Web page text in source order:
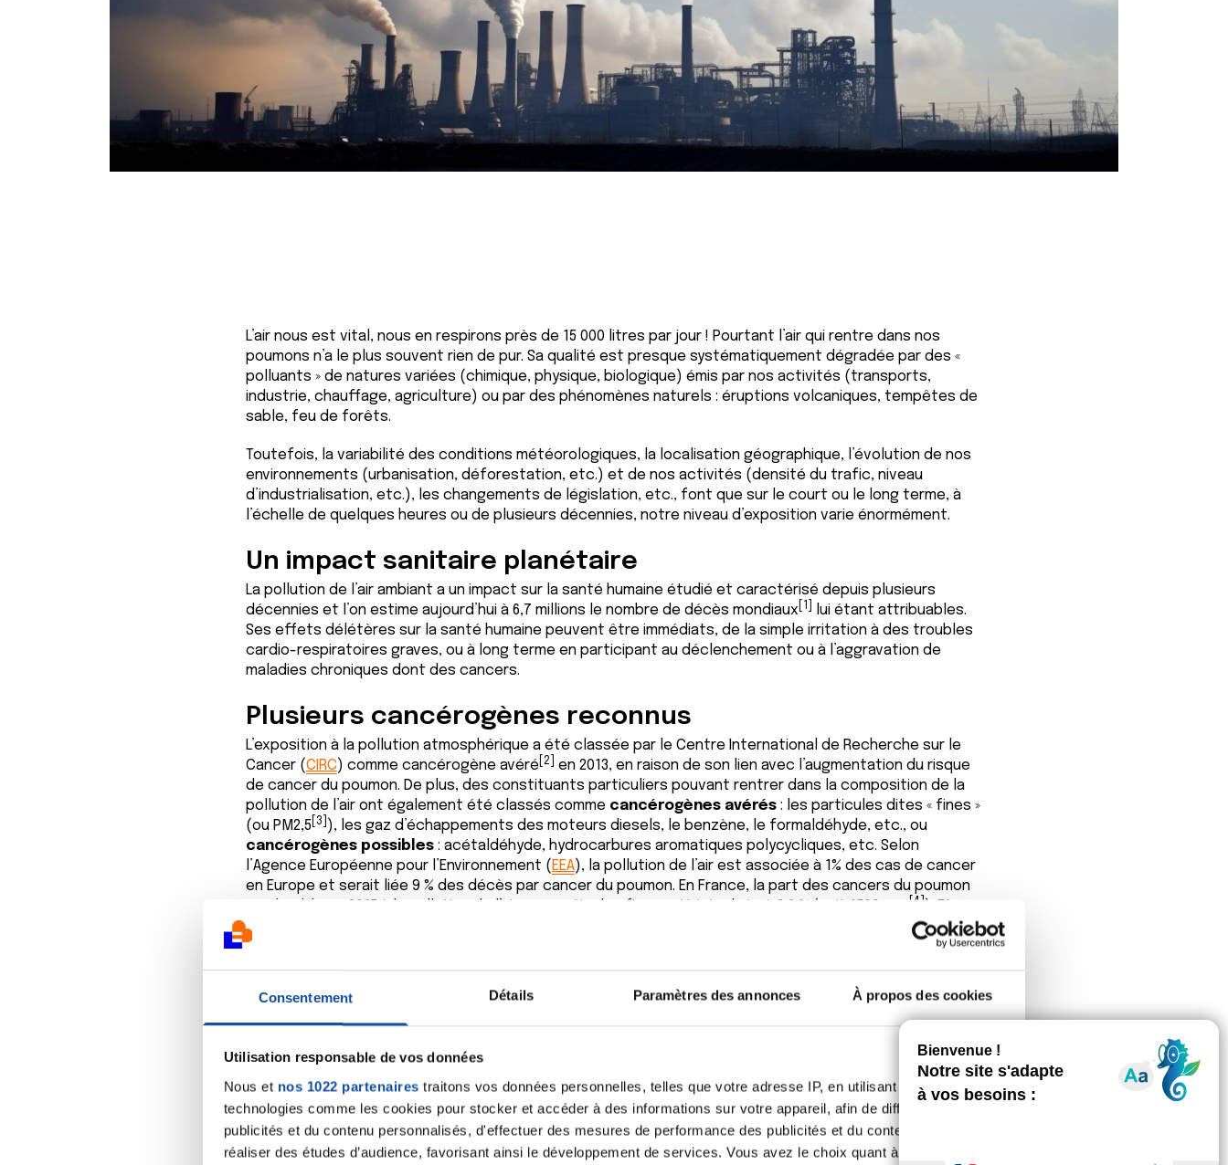
Consentement Détails Paramètres des annonces À propos des cookies
Utilisation responsable de vos données
Nous et nos 1022 partenaires traitons vos données personnelles, telles que votre adresse IP, en utilisant des
technologies comme les cookies pour stocker et accéder à des informations sur votre appareil, afin de diffuser des
publicités et du contenu personnalisés, d'effectuer des mesures de performance des publicités et du contenu, ainsi que de
réaliser des études d’audience, favorisant ainsi le développement de services. Vous avez le choix quant à l'utilisation de
L’air nous est vital, nous en respirons près de 15 000 litres par jour ! Pourtant l’air qui rentre dans nos
poumons n’a le plus souvent rien de pur. Sa qualité est presque systématiquement dégradée par des «
polluants » de natures variées (chimique, physique, biologique) émis par nos activités (transports,
industrie, chauffage, agriculture) ou par des phénomènes naturels : éruptions volcaniques, tempêtes de
sable, feu de forêts.
Toutefois, la variabilité des conditions météorologiques, la localisation géographique, l’évolution de nos
environnements (urbanisation, déforestation, etc.) et de nos activités (densité du trafic, niveau
d’industrialisation, etc.), les changements de législation, etc., font que sur le court ou le long terme, à
l’échelle de quelques heures ou de plusieurs décennies, notre niveau d’exposition varie énormément.
Un impact sanitaire planétaire
La pollution de l’air ambiant a un impact sur la santé humaine étudié et caractérisé depuis plusieurs
décennies et l’on estime aujourd’hui à 6,7 millions le nombre de décès mondiaux
lui étant attribuables.
Ses effets délétères sur la santé humaine peuvent être immédiats, de la simple irritation à des troubles
cardio-respiratoires graves, ou à long terme en participant au déclenchement ou à l’aggravation de
maladies chroniques dont des cancers.
Plusieurs cancérogènes reconnus
L’exposition à la pollution atmosphérique a été classée par le Centre International de Recherche sur le
Cancer (CIRC) comme cancérogène avéré [2]
en 2013, en raison de son lien avec l’augmentation du risque
de cancer du poumon. De plus, des constituants particuliers pouvant rentrer dans la composition de la
pollution de l’air ont également été classés comme cancérogènes avérés: les particules dites « fines »
(ou PM2,5[3]
), les gaz d’échappements des moteurs diesels, le benzène, le formaldéhyde, etc., ou
cancérogènes possibles: acétaldéhyde, hydrocarbures aromatiques polycycliques, etc. Selon
l’Agence Européenne pour l’Environnement ( EEA), la pollution de l’air est associée à 1% des cas de cancer
en Europe et serait liée 9 % des décès par cancer du poumon. En France, la part des cancers du poumon
[4]
selon les études, la pollution de l’air est considérée comme le deuxième ou le troisième facteur de
risque de cancer du poumon derrière le tabac
Poumon, les particules comptent
Les particules en suspension, fines voire ultrafines (PM1), sont les constituants de la pollution
atmosphérique suspecté présenter les effets les plus délétères pour la santé humaine. Plus leur taille
est petite et plus leur contact avec le tissu biologique est important. Ainsi, leur taille permet une
pénétration profonde dans les poumons et les plus petites d’entre-elles peuvent rentrer dans les
alvéoles pulmonaires et atteindre la circulation sanguine. Les polluants qui les constituent peuvent
présenter des propriétés
génotoxiques (qui altèrent l’ADN), de perturbateurs endocriniens
dérèglent le fonctionnement hormonal) ou encore créer du
stress oxydant
ensemble d’effet associés à différentes étapes de la transformation et du développement cancéreux.